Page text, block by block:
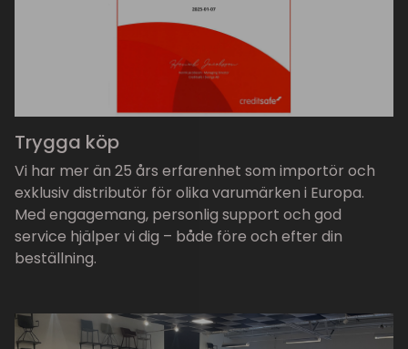
Trygga köp
Vi har mer än 25 års erfarenhet som importör och
exklusiv distributör för olika varumärken i Europa.
Med engagemang, personlig support och god
service hjälper vi dig – både före och efter din
beställning.